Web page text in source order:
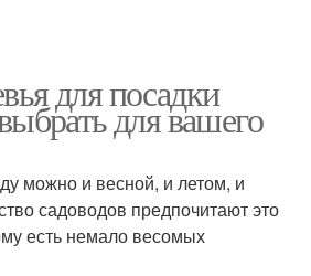
для посадки
для вашего
можно и весной, и летом, и
садоводов предпочитают это
есть немало весомых